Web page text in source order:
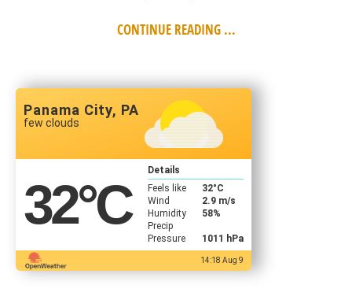
CONTINUE READING ...
Panama City, PA
few clouds
32°C
Details
Feels like
32°C
Wind
2.9 m/s
Humidity
58%
Precip
Pressure
1011 hPa
14:18 Aug 9